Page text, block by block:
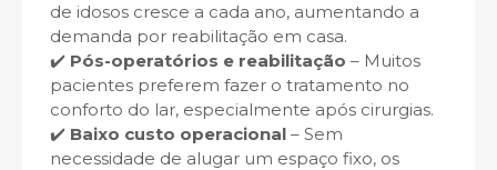
de idosos cresce a cada ano, aumentando a
demanda por reabilitação em casa.
✔️ Pós-operatórios e reabilitação – Muitos
pacientes preferem fazer o tratamento no
conforto do lar, especialmente após cirurgias.
✔️ Baixo custo operacional – Sem
necessidade de alugar um espaço fixo, os